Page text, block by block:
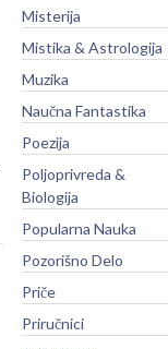
Misterija
Mistika & Astrologija
Muzika
Naučna Fantastika
Poezija
Poljoprivreda &
Biologija
Popularna Nauka
Pozorišno Delo
Priče
Priručnici